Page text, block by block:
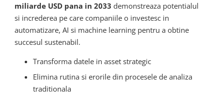
miliarde USD pana in 2033 demonstreaza potentialul
si increderea pe care companiile o investesc in
automatizare, AI si machine learning pentru a obtine
succesul sustenabil.
Transforma datele in asset strategic
Elimina rutina si erorile din procesele de analiza
traditionala